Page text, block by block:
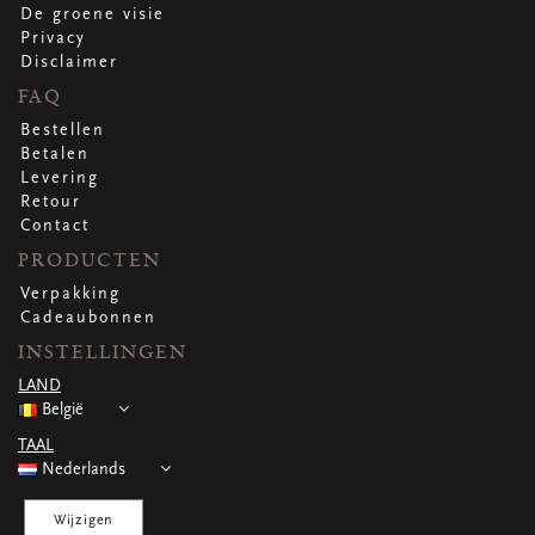
WENSKAARTEN
Vierkante wenskaartjes
bekijk alle
Langwerpige wenskaartjes
bekijk alle
Rechthoekige wenskaartjes
bekijk alle
Wenskaarten
bekijk alle
Per gelegenheid
bekijk alle
De groene visie
Privacy
Disclaimer
FAQ
Bestellen
Betalen
Levering
Retour
Contact
PRODUCTEN
Verpakking
Cadeaubonnen
INSTELLINGEN
LAND
België
TAAL
Nederlands
Wijzigen